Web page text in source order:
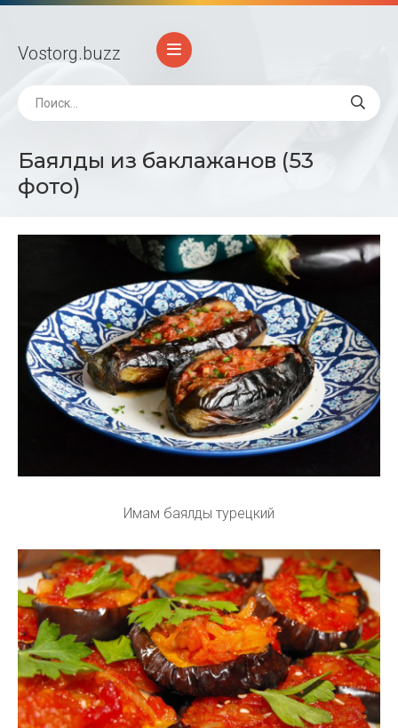
Vostorg.buzz
Баялды из баклажанов (53
фото)
Имам баялды турецкий